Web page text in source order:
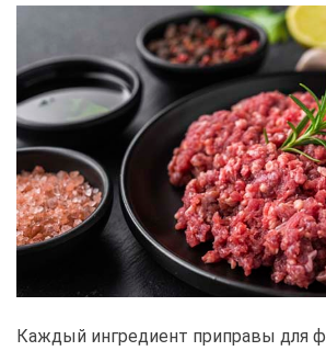
Каждый ингредиент приправы для